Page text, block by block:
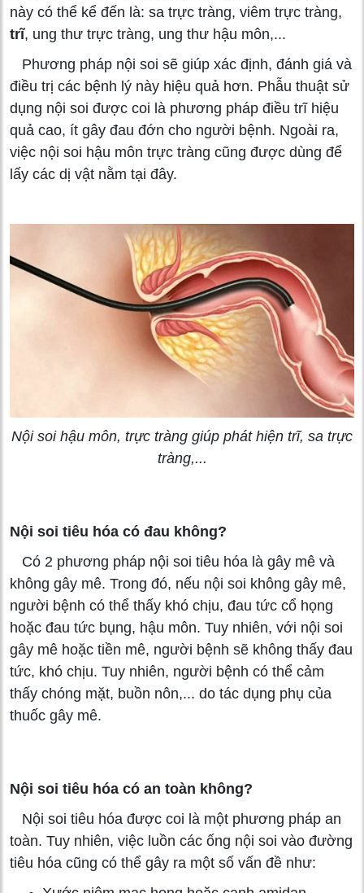
này có thể kể đến là: sa trực tràng, viêm trực tràng,
trĩ, ung thư trực tràng, ung thư hậu môn,...
Phương pháp nội soi sẽ giúp xác định, đánh giá và
điều trị các bệnh lý này hiệu quả hơn. Phẫu thuật sử
dụng nội soi được coi là phương pháp điều trĩ hiệu
quả cao, ít gây đau đớn cho người bệnh. Ngoài ra,
việc nội soi hậu môn trực tràng cũng được dùng để
lấy các dị vật nằm tại đây.
Nội soi hậu môn, trực tràng giúp phát hiện trĩ, sa trực
tràng,...
Nội soi tiêu hóa có đau không?
Có 2 phương pháp nội soi tiêu hóa là gây mê và
không gây mê. Trong đó, nếu nội soi không gây mê,
người bệnh có thể thấy khó chịu, đau tức cổ họng
hoặc đau tức bụng, hậu môn. Tuy nhiên, với nội soi
gây mê hoặc tiền mê, người bệnh sẽ không thấy đau
tức, khó chịu. Tuy nhiên, người bệnh có thể cảm
thấy chóng mặt, buồn nôn,... do tác dụng phụ của
thuốc gây mê.
Nội soi tiêu hóa có an toàn không?
Nội soi tiêu hóa được coi là một phương pháp an
toàn. Tuy nhiên, việc luồn các ống nội soi vào đường
tiêu hóa cũng có thể gây ra một số vấn đề như: